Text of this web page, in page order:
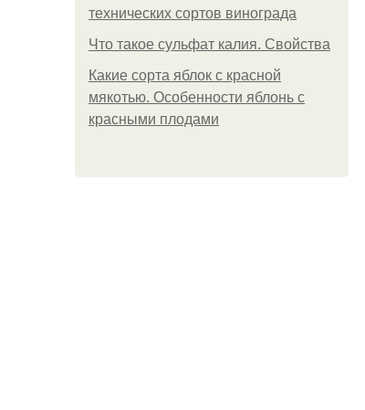
технических сортов винограда
Что такое сульфат калия. Свойства
Какие сорта яблок с красной
мякотью. Особенности яблонь с
красными плодами